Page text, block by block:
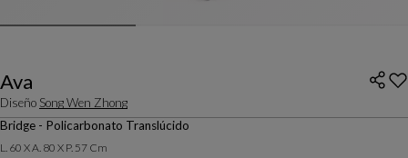
Ava
Diseño Song Wen Zhong
Bridge - Policarbonato Translúcido
L. 60 X A. 80 X P. 57 Cm